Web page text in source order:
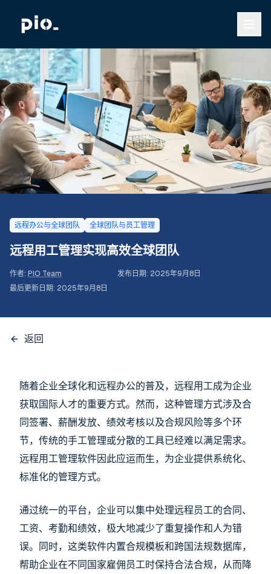
远程办公与全球团队 全球团队与员工管理
远程用工管理实现高效全球团队
作者: PIO Team 发布日期: 2025年9月8日
最后更新日期: 2025年9月8日
返回
随着企业全球化和远程办公的普及，远程用工成为企业
获取国际人才的重要方式。然而，这种管理方式涉及合
同签署、薪酬发放、绩效考核以及合规风险等多个环
节，传统的手工管理或分散的工具已经难以满足需求。
远程用工管理软件因此应运而生，为企业提供系统化、
标准化的管理方式。
通过统一的平台，企业可以集中处理远程员工的合同、
工资、考勤和绩效，极大地减少了重复操作和人为错
误。同时，这类软件内置合规模板和跨国法规数据库，
帮助企业在不同国家雇佣员工时保持合法合规，从而降